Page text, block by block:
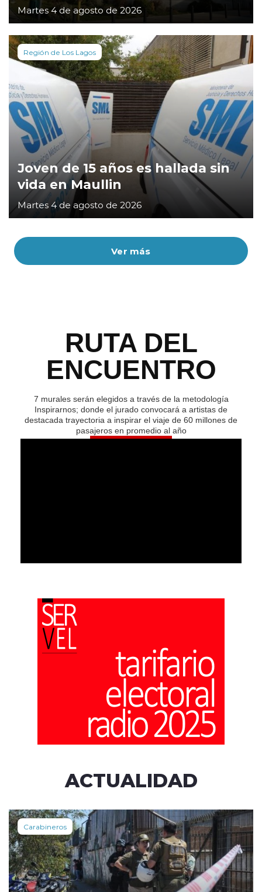
Ver más
Martes 4 de agosto de 2026
Región de Los Lagos
Joven de 15 años es hallada sin
vida en Maullin
Martes 4 de agosto de 2026
RUTA DEL
ENCUENTRO
7 murales serán elegidos a través de la metodología
Inspirarnos; donde el jurado convocará a artistas de
destacada trayectoria a inspirar el viaje de 60 millones de
pasajeros en promedio al año
ACTUALIDAD
Carabineros